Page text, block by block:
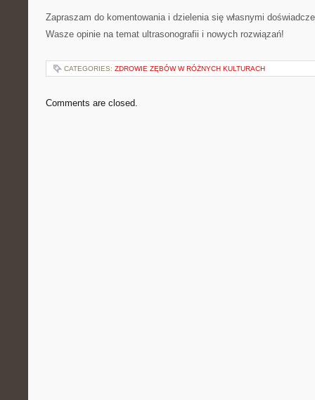
Zapraszam do komentowania i dzielenia się własnymi
Wasze opinie na temat ultrasonografii i nowych rozwiązań!
CATEGORIES: ZDROWIE ZĘBÓW W RÓŻNYCH KULTURACH
Comments are closed.